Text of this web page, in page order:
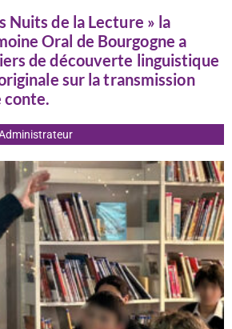
Nuits de la Lecture » la
Oral de Bourgogne a
de découverte linguistique
sur la transmission
conte.